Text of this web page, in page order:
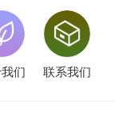
们 联系我们